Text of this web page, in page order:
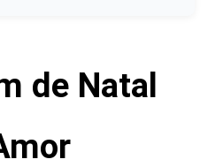
de Natal